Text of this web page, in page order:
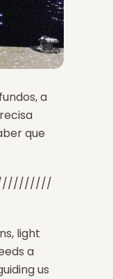
a
que
light
a
us